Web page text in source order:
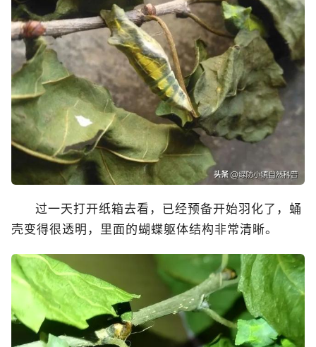
过一天打开纸箱去看，已经预备开始羽化了，蛹
壳变得很透明，里面的蝴蝶躯体结构非常清晰。